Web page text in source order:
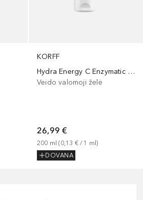
KORFF
Hydra Energy C Enzymatic Face Cleanser
Veido valomoji želė
26,99 €
200 ml (0,13 € / 1 ml)
DOVANA